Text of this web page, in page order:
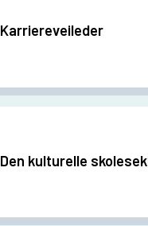
Karriereveileder
Den kulturelle